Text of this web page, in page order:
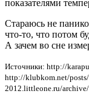
показателями
Стараюсь не
что-то, что потом
А зачем во сне
Источники: http://
http://klubkom.net/
2012.littleone.ru/